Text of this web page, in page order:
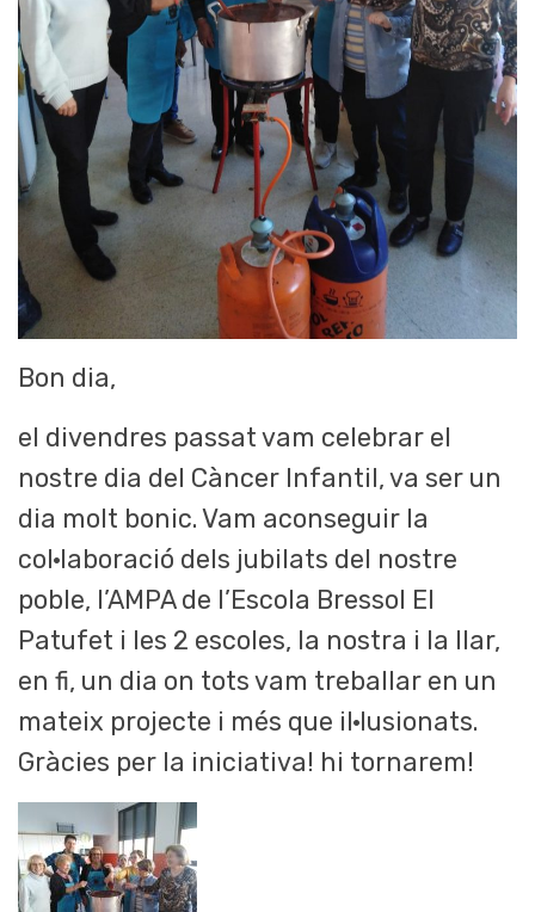
Bon dia,
el divendres passat vam celebrar el
nostre dia del Càncer Infantil, va ser un
dia molt bonic. Vam aconseguir la
col·laboració dels jubilats del nostre
poble, l’AMPA de l’Escola Bressol El
Patufet i les 2 escoles, la nostra i la llar,
en fi, un dia on tots vam treballar en un
mateix projecte i més que il·lusionats.
Gràcies per la iniciativa! hi tornarem!